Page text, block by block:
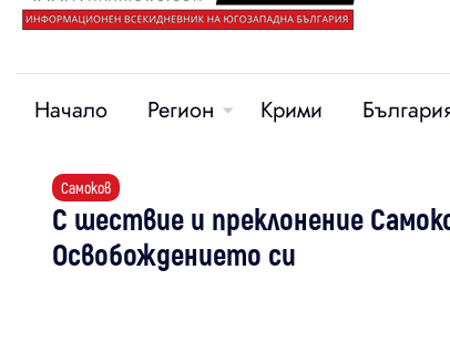
Начало Регион Крими
Самоков
С шествие и преклонение
Освобождението си